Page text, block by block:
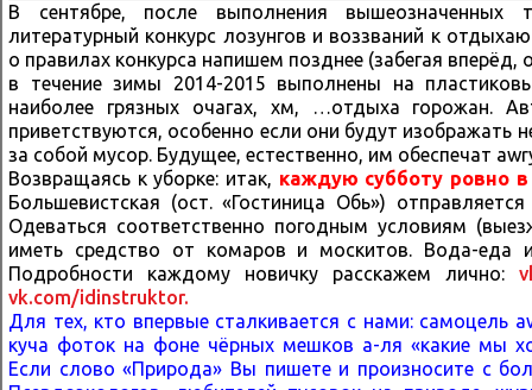
В сентябре, после выполнения вышеозначенных
литературный конкурс лозунгов и воззваний к
о правилах конкурса напишем позднее (забегая
в течение зимы 2014-2015 выполнены на
наиболее грязных очагах, хм, …отдыха горожан.
приветствуются, особенно если они будут изображать
за собой мусор. Будущее, естественно, им обеспечат
Возвращаясь к уборке: итак, каждую субботу ровно в
Большевистская (ост. «Гостиница Обь»)
Одеваться соответственно погодным условиям
иметь средство от комаров и москитов. Вода-
Подробности каждому новичку расскажем лично:
vk.com/idinstruktor.
Для тех, кто впервые сталкивается с нами: самоцель
куча фоток на фоне чёрных мешков а-ля «какие мы
Если слово «Природа» Вы пишете и произносите с